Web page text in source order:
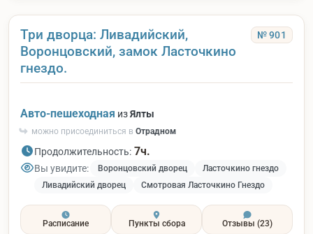
Три дворца: Ливадийский,
Воронцовский, замок Ласточкино
гнездо.
№ 901
Авто-пешеходная изЯлты
можно присоединиться в Отрадном
Продолжительность: 7ч.
Вы увидите: Воронцовский дворец
Ласточкино гнездо
Ливадийский дворец
Смотровая Ласточкино Гнездо
Расписание Пункты сбора Отзывы (23)